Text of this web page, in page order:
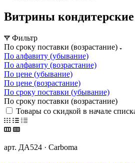
Витрины кондитерские
Фильтр
По сроку поставки (возрастание)
По алфавиту (убывание)
По алфавиту (возрастание)
По цене (убывание)
По цене (возрастание)
По сроку поставки (убывание)
По сроку поставки (возрастание)
Товары со скидкой в начале
арт. ДА524 · Carboma